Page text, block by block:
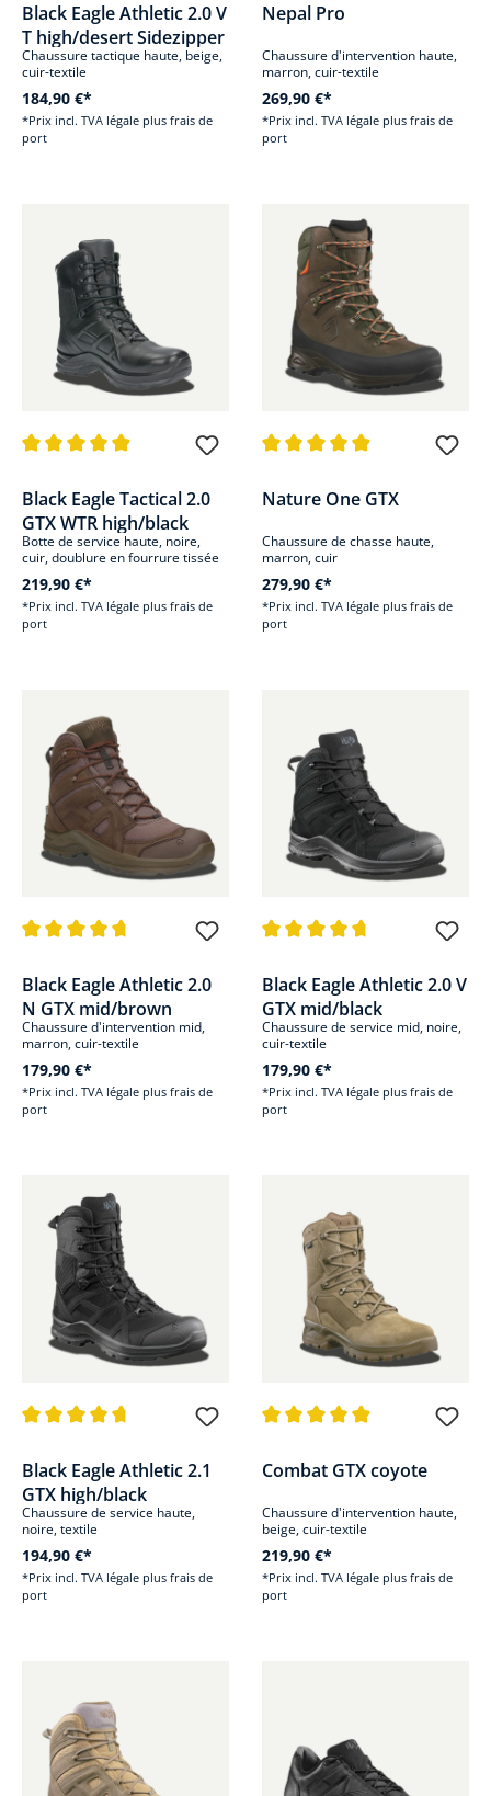
Black Eagle Athletic 2.0 V
T high/desert Sidezipper
Chaussure tactique haute, beige,
cuir-textile
184,90 €*
*Prix incl. TVA légale plus frais de
port
Nepal Pro
Chaussure d'intervention haute,
marron, cuir-textile
269,90 €*
*Prix incl. TVA légale plus frais de
port
Black Eagle Tactical 2.0
GTX WTR high/black
Botte de service haute, noire,
cuir, doublure en fourrure tissée
219,90 €*
*Prix incl. TVA légale plus frais de
port
Nature One GTX
Chaussure de chasse haute,
marron, cuir
279,90 €*
*Prix incl. TVA légale plus frais de
port
Black Eagle Athletic 2.0
N GTX mid/brown
Chaussure d'intervention mid,
marron, cuir-textile
179,90 €*
*Prix incl. TVA légale plus frais de
port
Black Eagle Athletic 2.0 V
GTX mid/black
Chaussure de service mid, noire,
cuir-textile
179,90 €*
*Prix incl. TVA légale plus frais de
port
Black Eagle Athletic 2.1
GTX high/black
Chaussure de service haute,
noire, textile
194,90 €*
*Prix incl. TVA légale plus frais de
port
Combat GTX coyote
Chaussure d'intervention haute,
beige, cuir-textile
219,90 €*
*Prix incl. TVA légale plus frais de
port